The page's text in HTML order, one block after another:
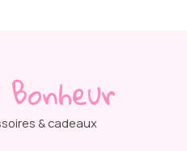
& cadeaux